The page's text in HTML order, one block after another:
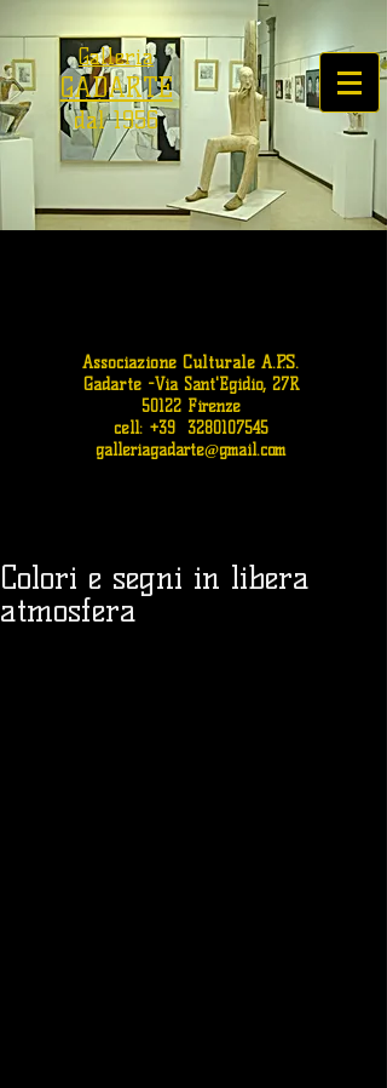
Galleria
GADARTE
dal 1956
Associazione Culturale A.P.S.
Gadarte-Via Sant'Egidio, 27R
50122 Firenze
cell: +39 3280107545
galleriagadarte@gmail.com
Colori e segni in libera
atmosfera